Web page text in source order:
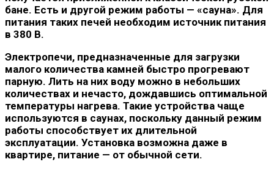
бане. Есть и другой режим работы — «сауна». Для
питания таких печей необходим источник питания
в 380 В.
Электропечи, предназначенные для загрузки
малого количества камней быстро прогревают
парную. Лить на них воду можно в небольших
количествах и нечасто, дождавшись оптимальной
температуры нагрева. Такие устройства чаще
используются в саунах, поскольку данный режим
работы способствует их длительной
эксплуатации. Установка возможна даже в
квартире, питание — от обычной сети.